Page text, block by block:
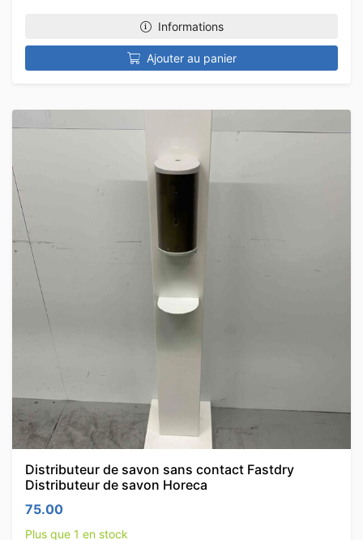
Informations
Ajouter au panier
Distributeur de savon sans contact Fastdry
Distributeur de savon Horeca
75.00
Plus que 1 en stock